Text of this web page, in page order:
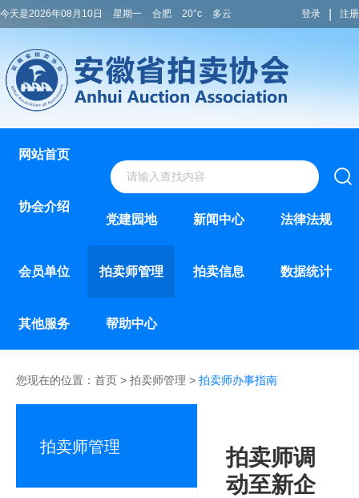
今天是2026年08月10日 星期一 合肥 20°c 多云 登录 注册
网站首页
协会介绍
党建园地
新闻中心 法律法规
会员单位 拍卖师管理 拍卖信息 数据统计
其他服务 帮助中心
您现在的位置： 首页 > 拍卖师管理 > 拍卖师办事指南
拍卖师管理
拍卖师调
动至新企